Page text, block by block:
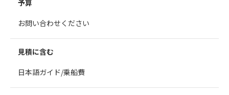
予算
お問い合わせください
見積に含む
日本語ガイド/乗船費